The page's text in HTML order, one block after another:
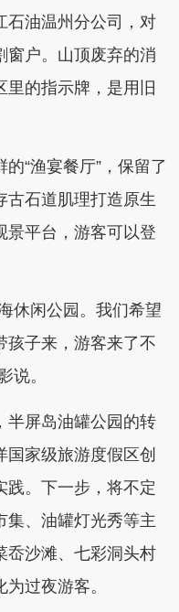
石油温州分公司，对
窗户。山顶废弃的消
里的指示牌，是用旧
“渔宴餐厅”，保留了
古石道肌理打造原生
景平台，游客可以登
闲公园。我们希望
孩子来，游客来了不
说。
屏岛油罐公园的转
家级旅游度假区创
践。下一步，将不定
集、油罐灯光秀等主
岙沙滩、七彩洞头村
过夜游客。